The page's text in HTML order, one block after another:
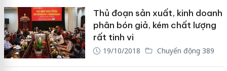
Thủ đoạn sản xuất, kinh doanh
phân bón giả, kém chất lượng
rất tinh vi
19/10/2018 Chuyển động 389